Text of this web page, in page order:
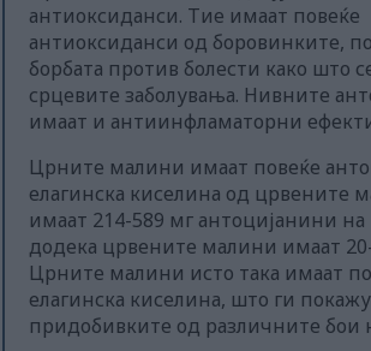
антиоксиданси. Тие имаат повеќе
антиоксиданси од боровинките,
борбата против болести како што
срцевите заболувања. Нивните
имаат и антиинфламаторни
Црните малини имаат повеќе
елагинска киселина од црвените
имаат 214-589 мг антоцијанини на
додека црвените малини имаат
Црните малини исто така имаат
елагинска киселина, што ги
придобивките од различните бои